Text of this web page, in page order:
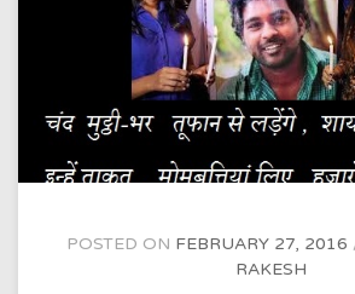
POSTED ON FEBRUARY 27, 2016
RAKESH